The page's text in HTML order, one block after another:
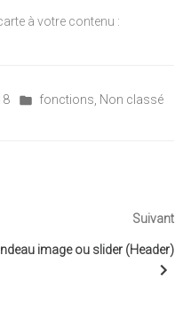
à votre contenu :
Posted
fonctions Non classé
Suivant
image ou slider (Header)